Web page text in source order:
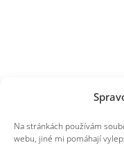
Na stránkách používám
webu, jiné mi pomáhají